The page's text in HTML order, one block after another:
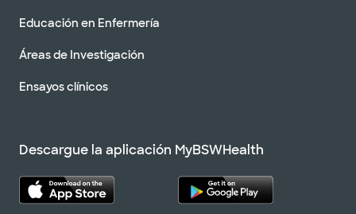
Educación en Enfermería
Áreas de Investigación
Ensayos clínicos
Descargue la aplicación MyBSWHealth